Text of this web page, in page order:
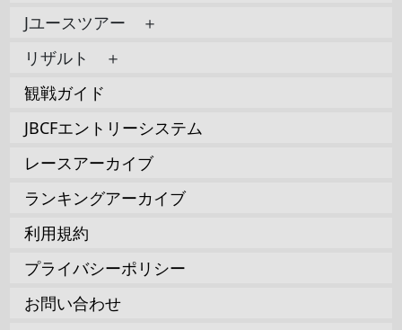
Jユースツアー ＋
リザルト ＋
観戦ガイド
JBCFエントリーシステム
レースアーカイブ
ランキングアーカイブ
利用規約
プライバシーポリシー
お問い合わせ